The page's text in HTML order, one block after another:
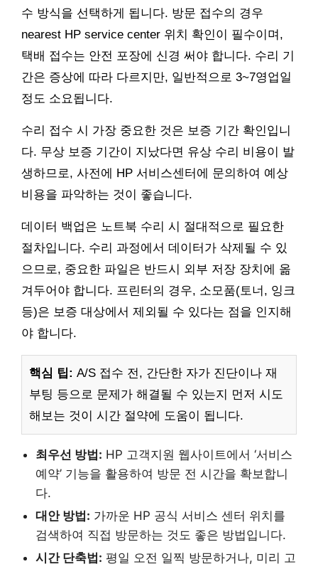
수 방식을 선택하게 됩니다. 방문 접수의 경우
nearest HP service center 위치 확인이 필수이며,
택배 접수는 안전 포장에 신경 써야 합니다. 수리 기
간은 증상에 따라 다르지만, 일반적으로 3~7영업일
정도 소요됩니다.
수리 접수 시 가장 중요한 것은 보증 기간 확인입니
다. 무상 보증 기간이 지났다면 유상 수리 비용이 발
생하므로, 사전에 HP 서비스센터에 문의하여 예상
비용을 파악하는 것이 좋습니다.
데이터 백업은 노트북 수리 시 절대적으로 필요한
절차입니다. 수리 과정에서 데이터가 삭제될 수 있
으므로, 중요한 파일은 반드시 외부 저장 장치에 옮
겨두어야 합니다. 프린터의 경우, 소모품(토너, 잉크
등)은 보증 대상에서 제외될 수 있다는 점을 인지해
야 합니다.
핵심 팁: A/S 접수 전, 간단한 자가 진단이나 재
부팅 등으로 문제가 해결될 수 있는지 먼저 시도
해보는 것이 시간 절약에 도움이 됩니다.
최우선 방법: HP 고객지원 웹사이트에서 ‘서비스
예약’ 기능을 활용하여 방문 전 시간을 확보합니
다.
대안 방법: 가까운 HP 공식 서비스 센터 위치를
검색하여 직접 방문하는 것도 좋은 방법입니다.
시간 단축법: 평일 오전 일찍 방문하거나, 미리 고